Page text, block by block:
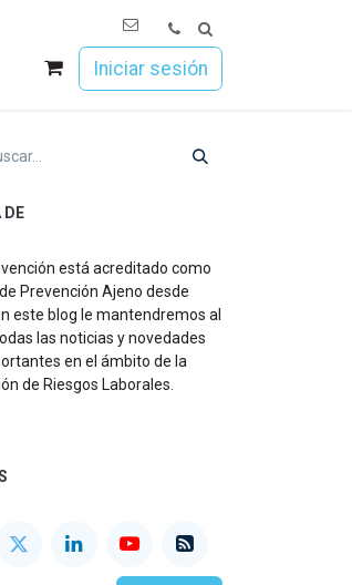
Iniciar sesión
DE
está acreditado como
Prevención Ajeno desde
este blog le mantendremos al
las noticias y novedades
en el ámbito de la
de Riesgos Laborales.